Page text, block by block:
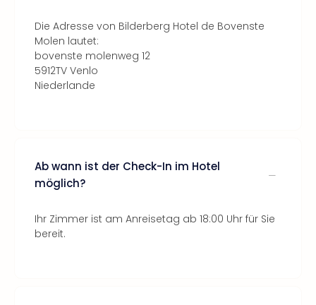
Die Adresse von Bilderberg Hotel de Bovenste
Molen lautet:
bovenste molenweg 12
5912TV Venlo
Niederlande
Ab wann ist der Check-In im Hotel
möglich?
Ihr Zimmer ist am Anreisetag ab 18:00 Uhr für Sie
bereit.